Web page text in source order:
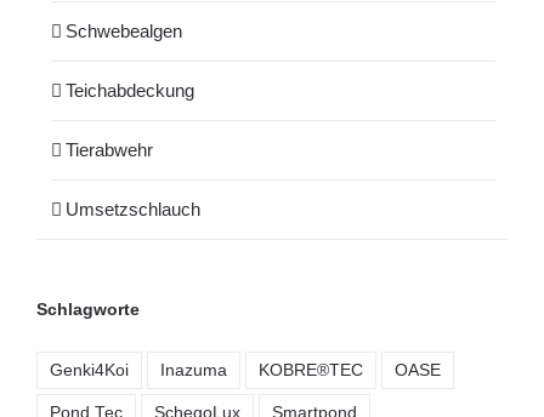
Schwebealgen
Teichabdeckung
Tierabwehr
Umsetzschlauch
Schlagworte
Genki4Koi Inazuma KOBRE®TEC OASE
Pond Tec SchegoLux Smartpond